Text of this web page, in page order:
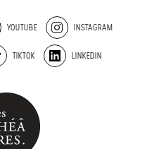
YOUTUBE INSTAGRAM
TIKTOK LINKEDIN